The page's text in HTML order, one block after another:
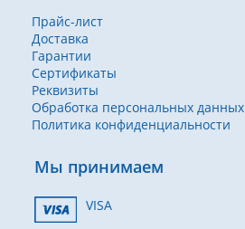
Прайс-лист
Доставка
Гарантии
Сертификаты
Реквизиты
Обработка персональных данных
Политика конфиденциальности
Мы принимаем
VISA